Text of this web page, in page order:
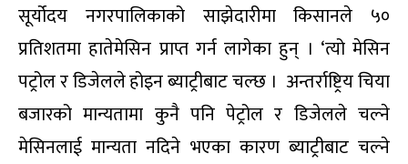
सूर्योदय नगरपालिकाको साझेदारीमा किसानले ५०
प्रतिशतमा हातेमेसिन प्राप्त गर्न लागेका हुन् । ‘त्यो मेसिन
पट्रोल र डिजेलले होइन ब्याट्रीबाट चल्छ । अन्तर्राष्ट्रिय चिया
बजारको मान्यतामा कुनै पनि पेट्रोल र डिजेलले चल्ने
मेसिनलाई मान्यता नदिने भएका कारण ब्याट्रीबाट चल्ने